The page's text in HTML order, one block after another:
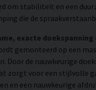
om stabiliteit en een
die de
exacte
gemonteerd op een
Door de nauwkeurige
zorgt voor een stijlvolle
en een nauwkeurige